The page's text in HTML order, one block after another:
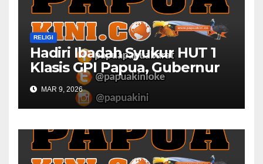
RELIGI
Hadiri Ibadah Syukur HUT 1
Klasis GPI Papua, Gubernur
Papua Barat Ingatkan Peran
Gereja
MAR 9, 2026